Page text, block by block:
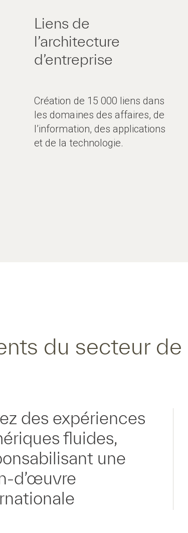
Liens de
l’architecture
d’entreprise
Création de 15 000 liens dans
les domaines des affaires, de
l’information, des applications
et de la technologie.
du secteur de
des expériences
fluides,
une
d’œuvre